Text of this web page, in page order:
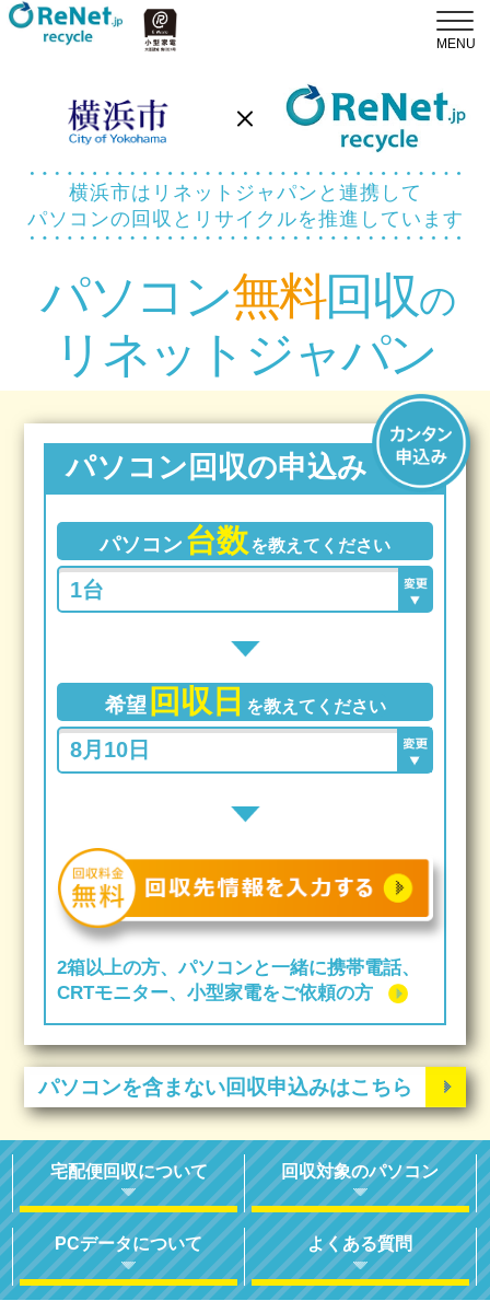
横浜市はリネットジャパンと連携して
パソコンの回収とリサイクルを推進しています
パソコン無料回収の
リネットジャパン
パソコン回収の申込み
パソコン 台数を教えてください
希望 回収日 を教えてください
2箱以上の方、パソコンと一緒に携帯電話、
CRTモニター、小型家電をご依頼の方
パソコンを含まない回収申込みはこちら
宅配便回収について 回収対象のパソコン
PCデータについて よくある質問